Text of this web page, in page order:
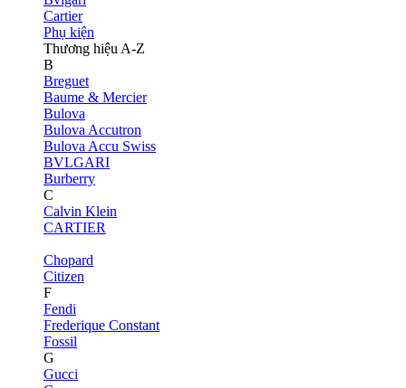
Cartier
Phụ kiện
Thương hiệu A-Z
B
Breguet
Baume & Mercier
Bulova
Bulova Accutron
Bulova Accu Swiss
BVLGARI
Burberry
C
Calvin Klein
CARTIER
Chopard
Citizen
F
Fendi
Frederique Constant
Fossil
G
Gucci